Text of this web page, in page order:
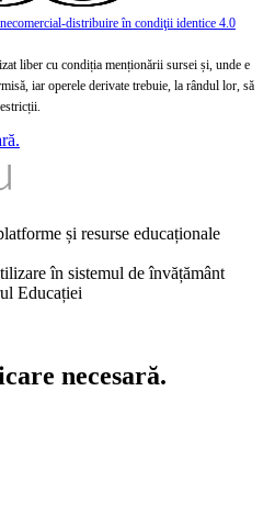
distribuire în condiţii identice 4.0
liber cu condiția menționării sursei și, unde e
iar operele derivate trebuie, la rândul lor, să
și resurse educaționale
în sistemul de învățământ
Educației
necesară.